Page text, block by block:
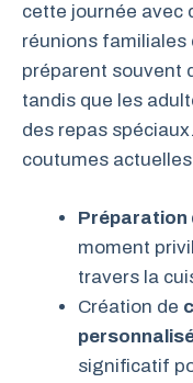
cette journée avec
réunions
préparent souvent
tandis que les
des repas
coutumes
Préparation
moment
travers la
Création de
significatif